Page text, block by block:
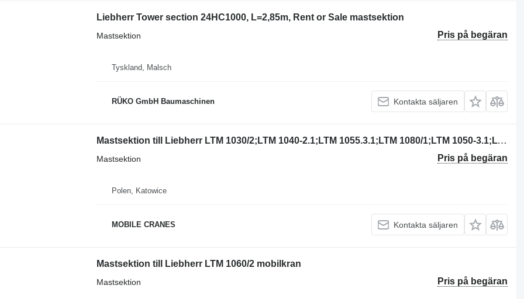
Liebherr Tower section 24HC1000, L=2,85m, Rent or Sale mastsektion
Pris på begäran
Mastsektion
Tyskland, Malsch
RÜKO GmbH Baumaschinen Kontakta säljaren
Mastsektion till Liebherr LTM 1030/2;LTM 1040-2.1;LTM 1055.3.1;LTM 1080/1;LTM 1050-3.1;LTM terrängkran
Pris på begäran
Mastsektion
Polen, Katowice
MOBILE CRANES Kontakta säljaren
Mastsektion till Liebherr LTM 1060/2 mobilkran
Pris på begäran
Mastsektion